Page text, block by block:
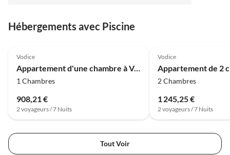
die riesen Terrasse mit Schiebeelementen und einem
spendet. Der Parkplatz direkt davor. Es war die
schönste Wohnung. Andreas war immer mega lieb
und hilfsbereit!
Hébergements avec Piscine
Vodice
Appartement d'une chambre à Vodice
1 Chambres
908,21 €
2 voyageurs / 7 Nuits
Vodice
2 Chambres
1 245,25 €
2 voyageurs / 7 Nuits
Tout Voir